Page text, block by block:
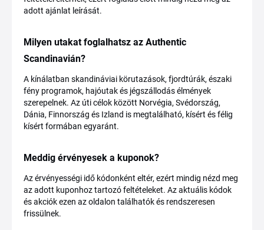
adott ajánlat leírását.
Milyen utakat foglalhatsz az Authentic
Scandinavián?
A kínálatban skandináviai körutazások, fjordtúrák, északi
fény programok, hajóutak és jégszállodás élmények
szerepelnek. Az úti célok között Norvégia, Svédország,
Dánia, Finnország és Izland is megtalálható, kísért és félig
kísért formában egyaránt.
Meddig érvényesek a kuponok?
Az érvényességi idő kódonként eltér, ezért mindig nézd meg
az adott kuponhoz tartozó feltételeket. Az aktuális kódok
és akciók ezen az oldalon találhatók és rendszeresen
frissülnek.